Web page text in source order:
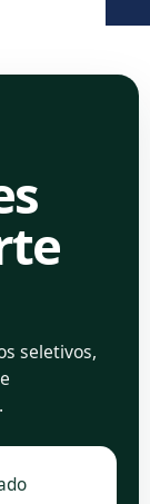
seletivos,